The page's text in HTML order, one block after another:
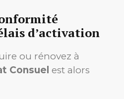
d’activation
ou rénovez à
Consuel est alors